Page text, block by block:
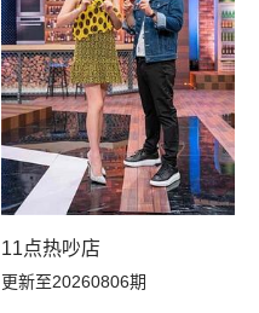
11点热吵店
更新至20260806期